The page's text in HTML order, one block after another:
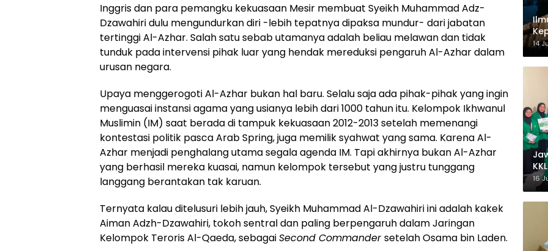
Inggris dan para pemangku kekuasaan Mesir membuat Syeikh Muhammad Adz-
Dzawahiri dulu mengundurkan diri -lebih tepatnya dipaksa mundur- dari jabatan
tertinggi Al-Azhar. Salah satu sebab utamanya adalah beliau melawan dan tidak
tunduk pada intervensi pihak luar yang hendak mereduksi pengaruh Al-Azhar dalam
urusan negara.
Upaya menggerogoti Al-Azhar bukan hal baru. Selalu saja ada pihak-pihak yang ingin
menguasai instansi agama yang usianya lebih dari 1000 tahun itu. Kelompok Ikhwanul
Muslimin (IM) saat berada di tampuk kekuasaan 2012-2013 setelah memenangi
kontestasi politik pasca Arab Spring, juga memilik syahwat yang sama. Karena Al-
Azhar menjadi penghalang utama segala agenda IM. Tapi akhirnya bukan Al-Azhar
yang berhasil mereka kuasai, namun kelompok tersebut yang justru tunggang
langgang berantakan tak karuan.
Ternyata kalau ditelusuri lebih jauh, Syeikh Muhammad Al-Dzawahiri ini adalah kakek
Aiman Adzh-Dzawahiri, tokoh sentral dan paling berpengaruh dalam Jaringan
Kelompok Teroris Al-Qaeda, sebagaiSecond Commandersetelah Osama bin Laden.
14
16